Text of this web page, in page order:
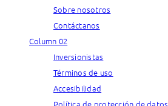
Sobre nosotros
Contáctanos
Column 02
Inversionistas
Términos de uso
Accesibilidad